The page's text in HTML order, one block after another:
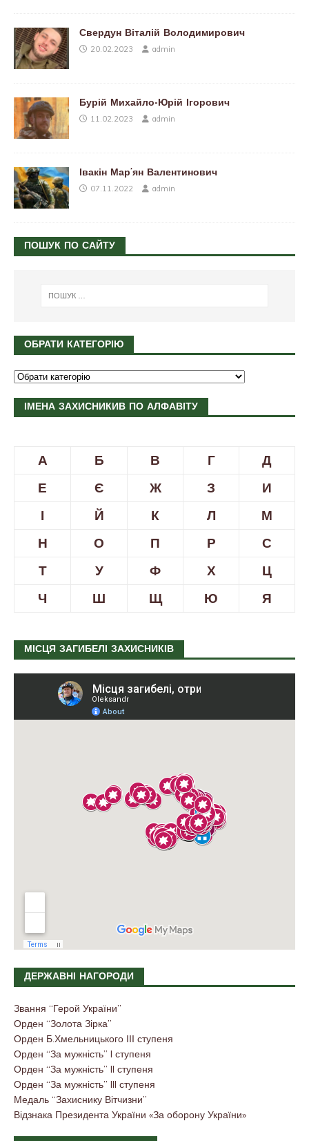
Свердун Віталій Володимирович
20.02.2023 admin
Бурій Михайло-Юрій Ігорович
11.02.2023 admin
Івакін Мар’ян Валентинович
07.11.2022 admin
ПОШУК ПО САЙТУ
ОБРАТИ КАТЕГОРІЮ
ІМЕНА ЗАХИСНИКИВ ПО АЛФАВІТУ
А Б В Г
Д
Е
Є Ж З
И
І
Й К Л
М
Н
О П Р
С
Т
У Ф Х
Ц
Ч
Ш Щ Ю Я
МІСЦЯ ЗАГИБЕЛІ ЗАХИСНИКІВ
ДЕРЖАВНІ НАГОРОДИ
Звання “Герой України”
Орден “Золота Зірка”
Орден Б.Хмельницького ІІІ ступеня
Орден “За мужність” I ступеня
Орден “За мужність” II ступеня
Орден “За мужність” III ступеня
Медаль “Захиснику Вітчизни”
Відзнака Президента України «За оборону України»